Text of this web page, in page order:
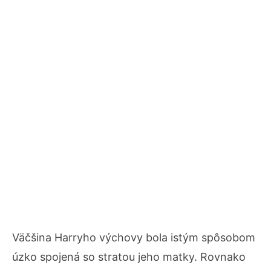
Väčšina Harryho výchovy bola istým spôsobom
úzko spojená so stratou jeho matky. Rovnako